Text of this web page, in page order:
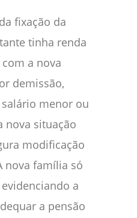
fixação da
tinha renda
a nova
demissão,
menor ou
situação
modificação
nova família só
a
a pensão